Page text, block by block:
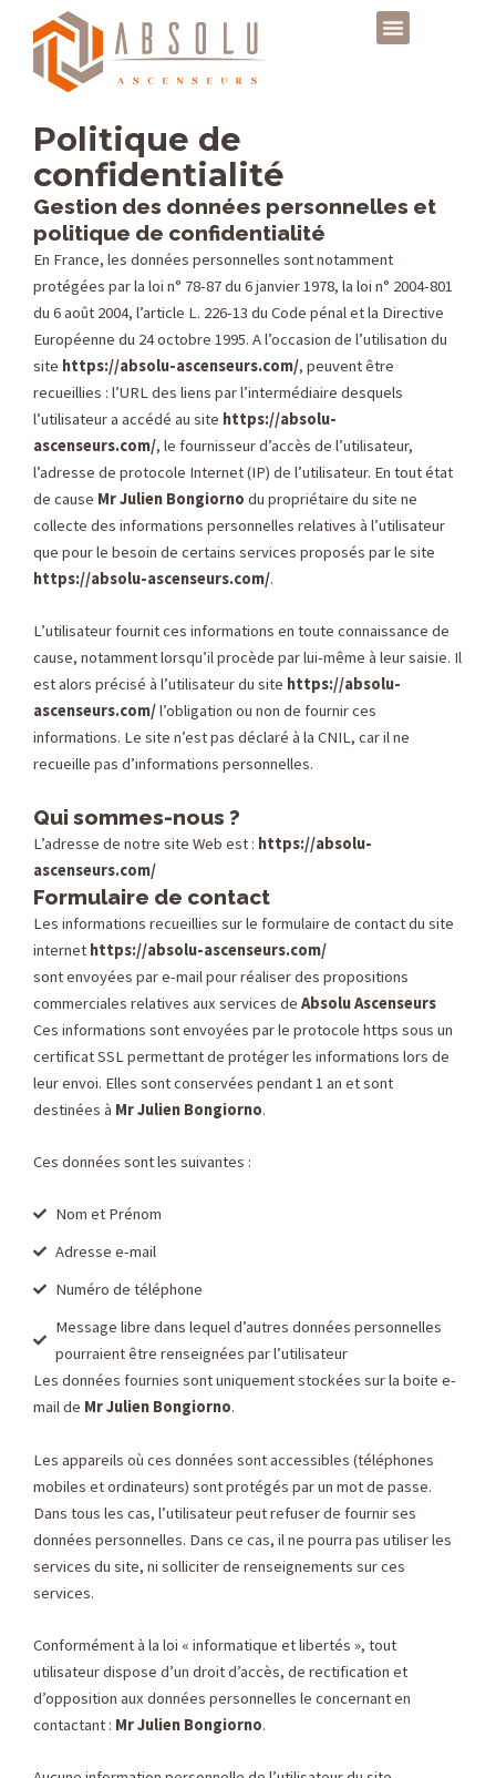
Politique de
confidentialité
Gestion des données personnelles et
politique de confidentialité
En France, les données personnelles sont notamment
protégées par la loi n° 78-87 du 6 janvier 1978, la loi n° 2004-801
du 6 août 2004, l’article L. 226-13 du Code pénal et la Directive
Européenne du 24 octobre 1995. A l’occasion de l’utilisation du
site https://absolu-ascenseurs.com/, peuvent être
recueillies : l’URL des liens par l’intermédiaire desquels
l’utilisateur a accédé au site https://absolu-
ascenseurs.com/, le fournisseur d’accès de l’utilisateur,
l’adresse de protocole Internet (IP) de l’utilisateur. En tout état
de cause Mr Julien Bongiorno du propriétaire du site ne
collecte des informations personnelles relatives à l’utilisateur
que pour le besoin de certains services proposés par le site
https://absolu-ascenseurs.com/.
L’utilisateur fournit ces informations en toute connaissance de
cause, notamment lorsqu’il procède par lui-même à leur saisie. Il
est alors précisé à l’utilisateur du site https://absolu-
ascenseurs.com/l’obligation ou non de fournir ces
informations. Le site n’est pas déclaré à la CNIL, car il ne
recueille pas d’informations personnelles.
Qui sommes-nous ?
L’adresse de notre site Web est : https://absolu-
ascenseurs.com/
Formulaire de contact
Les informations recueillies sur le formulaire de contact du site
internet https://absolu-ascenseurs.com/
sont envoyées par e-mail pour réaliser des propositions
commerciales relatives aux services de Absolu Ascenseurs
Ces informations sont envoyées par le protocole https sous un
certificat SSL permettant de protéger les informations lors de
leur envoi. Elles sont conservées pendant 1 an et sont
destinées à Mr Julien Bongiorno.
Ces données sont les suivantes :
Nom et Prénom
Adresse e-mail
Numéro de téléphone
Message libre dans lequel d’autres données personnelles
pourraient être renseignées par l’utilisateur
Les données fournies sont uniquement stockées sur la boite e-
mail de Mr Julien Bongiorno.
Les appareils où ces données sont accessibles (téléphones
mobiles et ordinateurs) sont protégés par un mot de passe.
Dans tous les cas, l’utilisateur peut refuser de fournir ses
données personnelles. Dans ce cas, il ne pourra pas utiliser les
services du site, ni solliciter de renseignements sur ces
services.
Conformément à la loi « informatique et libertés », tout
utilisateur dispose d’un droit d’accès, de rectification et
d’opposition aux données personnelles le concernant en
contactant : Mr Julien Bongiorno.